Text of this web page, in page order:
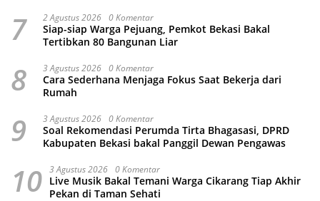
7 2 Agustus 2026 0 Komentar
Siap-siap Warga Pejuang, Pemkot Bekasi Bakal
Tertibkan 80 Bangunan Liar
8 3 Agustus 2026 0 Komentar
Cara Sederhana Menjaga Fokus Saat Bekerja dari
Rumah
9 3 Agustus 2026 0 Komentar
Soal Rekomendasi Perumda Tirta Bhagasasi, DPRD
Kabupaten Bekasi bakal Panggil Dewan Pengawas
10 3 Agustus 2026 0 Komentar
Live Musik Bakal Temani Warga Cikarang Tiap Akhir
Pekan di Taman Sehati